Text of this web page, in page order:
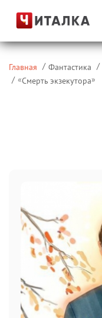
Главная Фантастика
«Смерть экзекутора»